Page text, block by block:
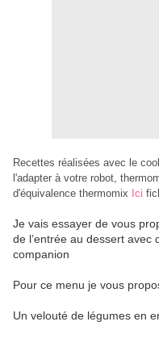
Recettes réalisées avec le
l'adapter à votre robot,
d'équivalence thermomix Ici
Je vais essayer de vous
de l’entrée au dessert
companion
Pour ce menu je vous
Un velouté de légumes en